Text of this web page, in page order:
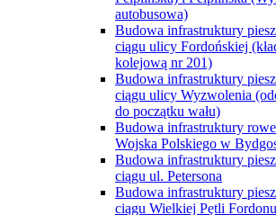
autobusowa)
Budowa infrastruktury
ciągu ulicy Fordońskiej
kolejową nr 201)
Budowa infrastruktury
ciągu ulicy Wyzwolenia
do początku wału)
Budowa infrastruktury
Wojska Polskiego w
Budowa infrastruktury
ciągu ul. Petersona
Budowa infrastruktury
ciągu Wielkiej Pętli